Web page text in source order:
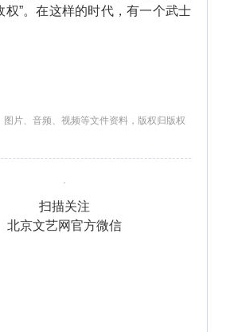
”。在这样的时代，有一个武士
片、音频、视频等文件资料，版权归版权
扫描关注
北京文艺网官方微信